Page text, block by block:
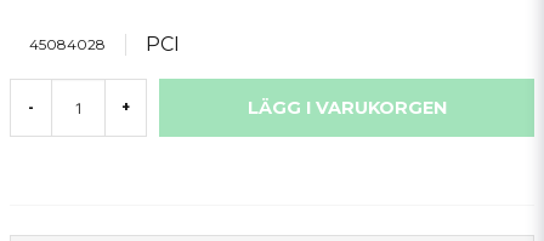
45084028 PCI
- + LÄGG I VARUKORGEN